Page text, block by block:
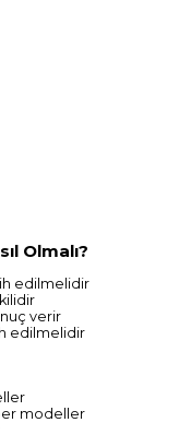
Olmalı?
edilmelidir
verir
edilmelidir
modeller